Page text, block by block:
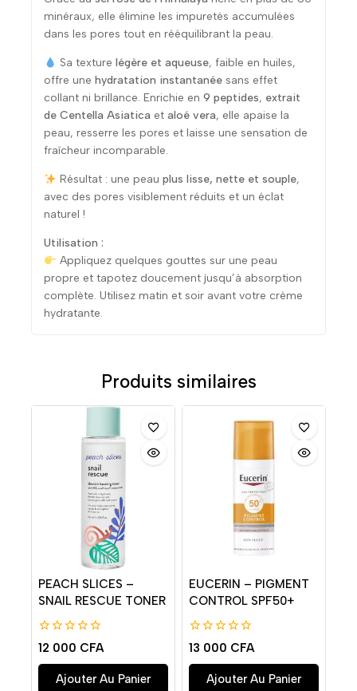
minéraux, elle élimine les impuretés accumulées
dans les pores tout en rééquilibrant la peau.
Sa texture légère et aqueuse, faible en huiles,
offre une hydratation instantanée sans effet
collant ni brillance. Enrichie en 9 peptides, extrait
de Centella Asiatica et aloé vera, elle apaise la
peau, resserre les pores et laisse une sensation de
fraîcheur incomparable.
Résultat : une peau plus lisse, nette et souple,
avec des pores visiblement réduits et un éclat
naturel !
Utilisation :
Appliquez quelques gouttes sur une peau
propre et tapotez doucement jusqu’à absorption
complète. Utilisez matin et soir avant votre crème
hydratante.
Produits similaires
PEACH SLICES –
SNAIL RESCUE TONER
0
de
5
12 000 CFA
Ajouter Au Panier
EUCERIN – PIGMENT
CONTROL SPF50+
0
de
5
13 000 CFA
Ajouter Au Panier